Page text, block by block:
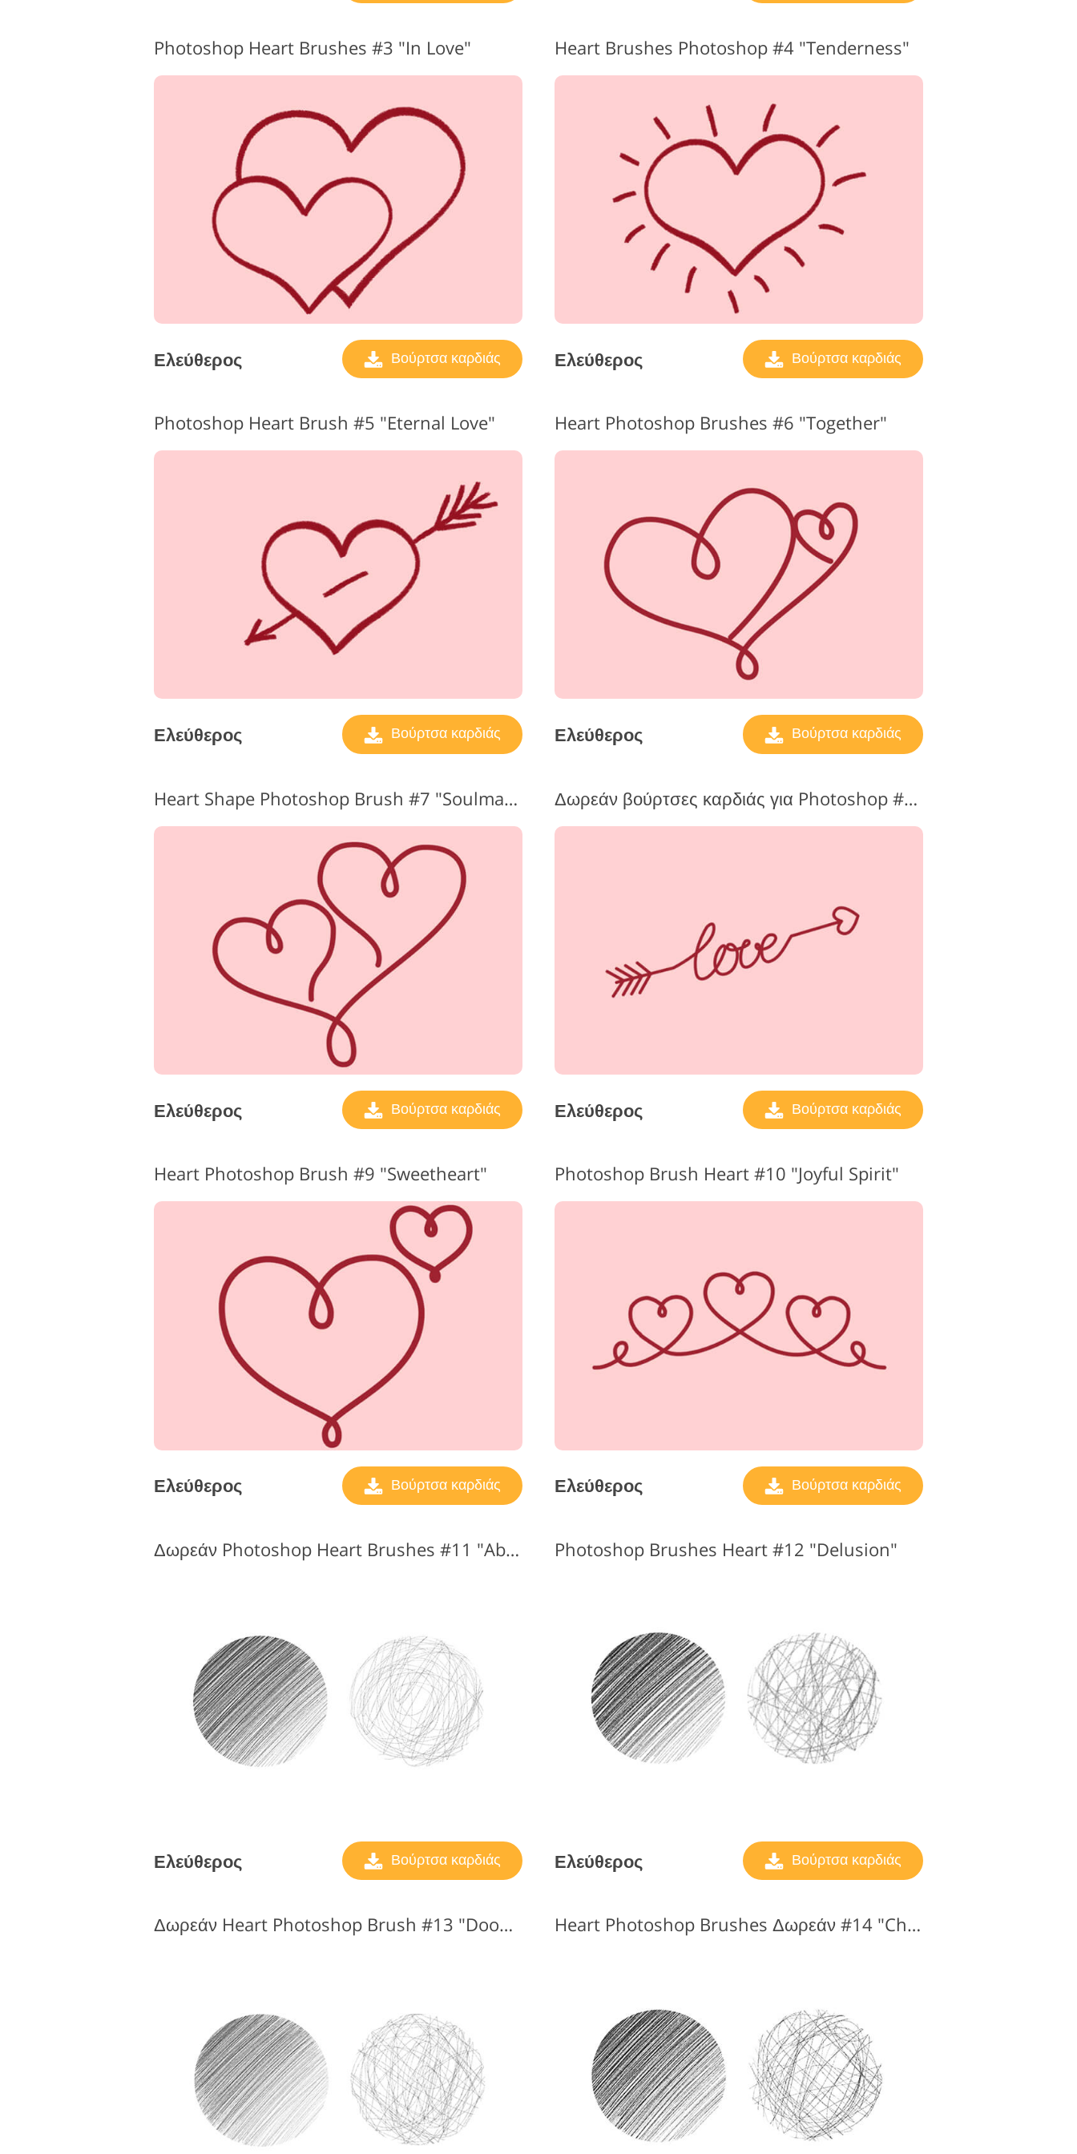
Photoshop Heart Brushes #3 "In Love"
Ελεύθερος Βούρτσα καρδιάς
Heart Brushes Photoshop #4 "Tenderness"
Ελεύθερος Βούρτσα καρδιάς
Photoshop Heart Brush #5 "Eternal Love"
Ελεύθερος Βούρτσα καρδιάς
Heart Photoshop Brushes #6 "Together"
Ελεύθερος Βούρτσα καρδιάς
Heart Shape Photoshop Brush #7 "Soulmates"
Ελεύθερος Βούρτσα καρδιάς
Δωρεάν βούρτσες καρδιάς για Photoshop #8 "Passion"
Ελεύθερος Βούρτσα καρδιάς
Heart Photoshop Brush #9 "Sweetheart"
Ελεύθερος Βούρτσα καρδιάς
Photoshop Brush Heart #10 "Joyful Spirit"
Ελεύθερος Βούρτσα καρδιάς
Δωρεάν Photoshop Heart Brushes #11 "Abstraction"
Ελεύθερος Βούρτσα καρδιάς
Photoshop Brushes Heart #12 "Delusion"
Ελεύθερος Βούρτσα καρδιάς
Δωρεάν Heart Photoshop Brush #13 "Doodles" Heart Photoshop Brushes Δωρεάν #14 "Chaos"